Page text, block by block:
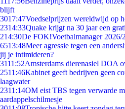
blijft
3017:47Voedselprijzen wereldwijd op
2314:33Quake krijgt na 30 jaar een
214:30De FOK!Voetbalmanager 2026/
6513:48Meer agressie tegen een
jij je intimideren?
3111:52Amsterdams dierenasiel DOA
2511:46Kabinet geeft bedrijven geen
laagwater
2311:14OM eist TBS tegen verwarde
aardappelschilmesje